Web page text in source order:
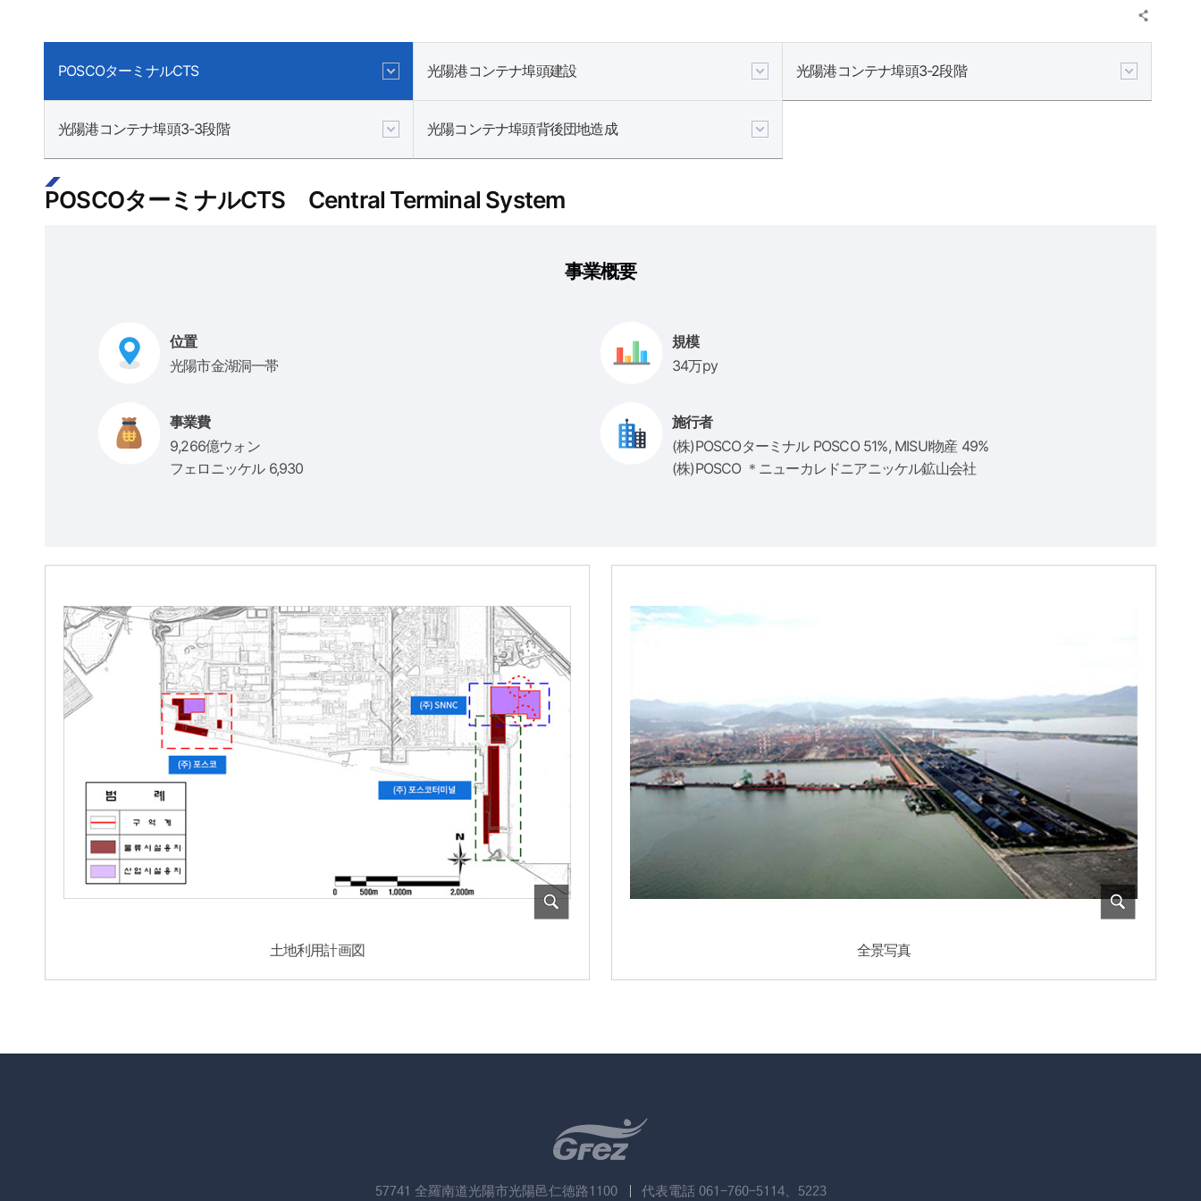
POSCOターミナルCTS 光陽港コンテナ埠頭建設 光陽港コンテナ埠頭3-2段階
光陽港コンテナ埠頭3-3段階 光陽コンテナ埠頭背後団地造成
POSCOターミナルCTS Central Terminal System
事業概要
位置
光陽市金湖洞一帯
規模
34万py
事業費
9,266億ウォン
フェロニッケル 6,930
施行者
(株)POSCOターミナル POSCO 51%, MISUI物産 49%
(株)POSCO ＊ニューカレドニアニッケル鉱山会社
土地利用計画図 全景写真
57741 全羅南道光陽市光陽邑仁徳路1100 代表電話 061-760-5114、5223